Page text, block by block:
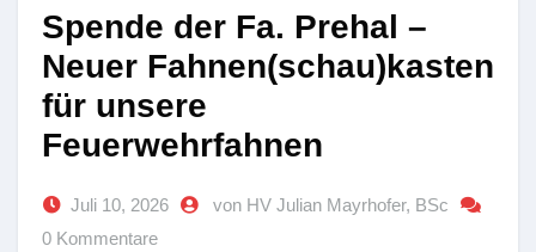
Spende der Fa. Prehal –
Neuer Fahnen(schau)kasten
für unsere
Feuerwehrfahnen
Juli 10, 2026
von HV Julian Mayrhofer, BSc
0 Kommentare